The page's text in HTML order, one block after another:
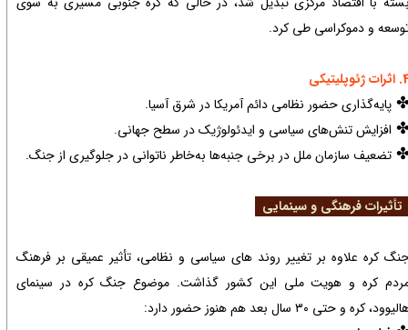
و دموکراسی طی کرد.
پایه‌گذاری حضور نظامی دائم آمریکا در شرق آسیا.
افزایش تنش‌های سیاسی و ایدئولوژیک در سطح جهانی.
تضعیف سازمان ملل در برخی جنبه‌ها به‌خاطر ناتوانی در جلوگیری از جنگ.
فرهنگی و سینمایی
کره علاوه بر تغییر روند های سیاسی و نظامی، تأثیر عمیقی بر فرهنگ
کره و هویت ملی این کشور گذاشت. موضوع جنگ کره در سینمای
کره و حتی ۳۰ سال بعد هم هنوز حضور دارد: